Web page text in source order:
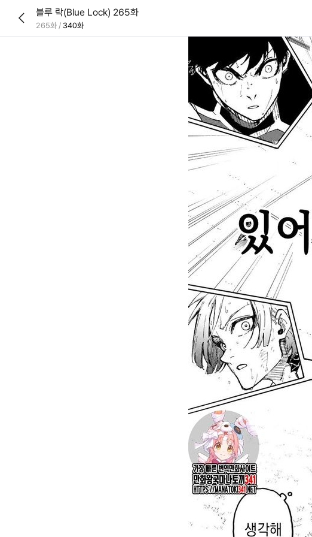
블루 락(Blue Lock) 265화
265화 / 340화